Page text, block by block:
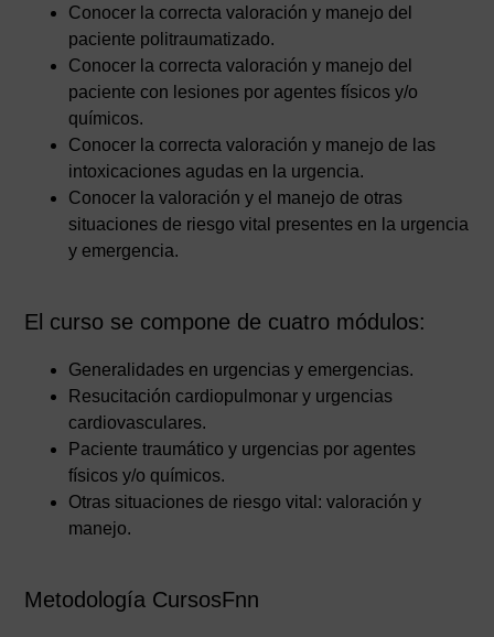
Conocer la correcta valoración y manejo del
paciente politraumatizado.
Conocer la correcta valoración y manejo del
paciente con lesiones por agentes físicos y/o
químicos.
Conocer la correcta valoración y manejo de las
intoxicaciones agudas en la urgencia.
Conocer la valoración y el manejo de otras
situaciones de riesgo vital presentes en la urgencia
y emergencia.
El curso se compone de cuatro módulos:
Generalidades en urgencias y emergencias.
Resucitación cardiopulmonar y urgencias
cardiovasculares.
Paciente traumático y urgencias por agentes
físicos y/o químicos.
Otras situaciones de riesgo vital: valoración y
manejo.
Metodología CursosFnn